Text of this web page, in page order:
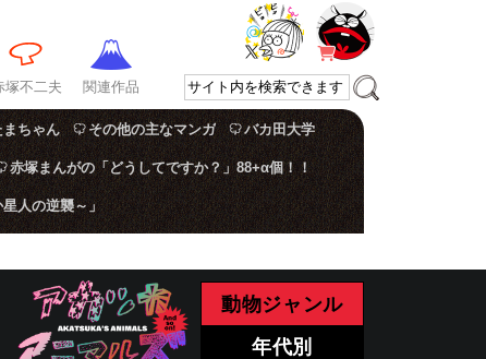
塚不二夫 関連作品
ちゃん その他の主なマンガ バカ田大学
赤塚まんがの「どうしてですか？」88+α個！！
人の逆襲～」
動物ジャンル
年代別